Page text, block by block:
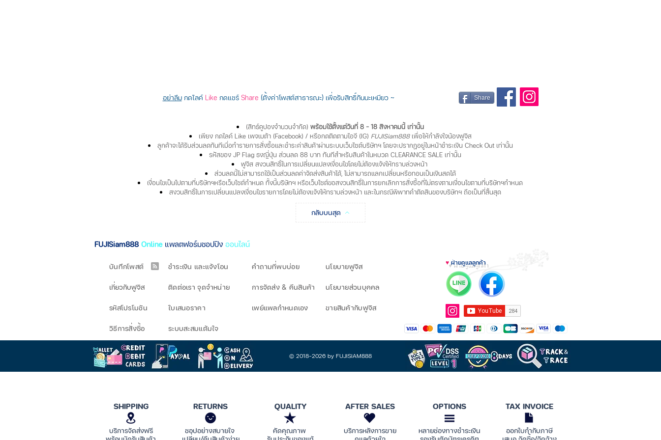
อย่าลืมกดไลค์ Like กดแชร์ Share (ตั้งค่าโพสต์สาธารณะ) เพื่อรับสิทธิ์กันนะเหมียว ~ Share
(สิทธ์คูปองจำนวนจำกัด) พร้อมใช้ตั้งแต่วันที่ 8 - 18 สิงหาคมนี้ เท่านั้น
เพียง กดไลค์ Like เพจเมต้า (Facebook) / หรือกดติดตามไอจี (IG) FUJISiam888 เพื่อให้กำลังใจน้องฟูจิส
ลูกค้าจะได้รับส่วนลดทันทีเมื่อทำรายการสั่งซื้อและชำระค่าสินค้าผ่านระบบเว็บไซต์บริษัทฯ โดยจะปรากฏอยู่ในหน้าชำระเงิน Check Out เท่านั้น
รหััสของ JP Flag ธงญี่ปุ่น ส่วนลด 88 บาท ทันทีสำหรับสินค้าในหมวด CLEARANCE SALE เท่านั้น
ฟูจิส สงวนสิทธิ์ในการเปลี่ยนแปลงเงื่อนไขโดยไม่ต้องแจ้งให้ทราบล่วงหน้า
ส่วนลดนี้ไม่สามารถใช้เป็นส่วนลดค่าจัดส่งสินค้าได้, ไม่สามารถแลกเปลี่ยนหรือทอนเป็นเงินสดได้
เงื่อนไขเป็นไปตามที่บริษัทฯหรือเว็บไซต์กำหนด ทั้งนี้บริษัทฯ หรือเว็บไซต์ขอสงวนสิทธิ์ในการยกเลิกการสั่งซื้อที่ไม่ตรงตามเงื่อนไขตามที่บริษัทฯกำหนด
สงวนสิทธิ์ในการเปลี่ยนแปลงเงื่อนไขรายการโดยไม่ต้องแจ้งให้ทราบล่วงหน้า และในกรณีพิพาทคำตัดสินของบริษัทฯ ถือเป็นที่สิ้นสุด
กลับบนสุด
FUJISiam888 Onlineแพลตฟอร์มชอปปิง ออนไลน์
บันทึกโพสต์
เกี่ยวกับฟูจิส
รหัสโปรโมชัน
ชำระเงิน และแจ้งโอน
ติดต่อเรา จุดจำหน่าย
ใบเสนอราคา
วิธีการสั่งซื้อ ระบบสะสมแต้มใจ
คำถามที่พบบ่อย
การจัดส่ง & คืนสินค้า
เพย์แพลกำหนดเอง
นโยบายฟูจิส
นโยบายส่วนบุคคล
ขายสินค้ากับฟูจิส
♥ฝ่ายดูแลลูกค้า
© 2018-2026 by FUJISIAM888
SHIPPING
บริการจัดส่งฟรี
RETURNS
ชอปอย่างสบายใจ
QUALITY
คัดคุณภาพ
AFTER SALES
บริการหลังการขาย
OPTIONS
หลายช่องทางชำระเงิน
TAX INVOICE
ออกใบกำกับภาษี